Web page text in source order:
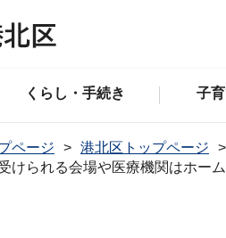
くらし・手続き 子
ページ 港北区トップページ
けられる会場や医療機関はホー